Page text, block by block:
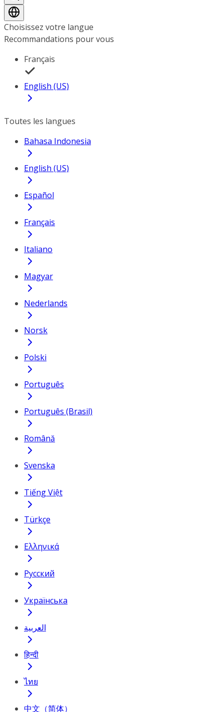
Choisissez votre langue
Recommandations pour vous
Français
English (US)
Toutes les langues
Bahasa Indonesia
English (US)
Español
Français
Italiano
Magyar
Nederlands
Norsk
Polski
Português
Português (Brasil)
Română
Svenska
Tiếng Việt
Türkçe
Ελληνικά
Русский
Українська
العربية
हिन्दी
ไทย
中文（简体）